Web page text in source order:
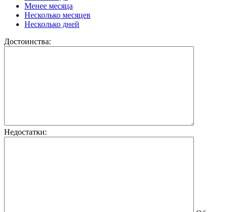
Менее месяца
Несколько месяцев
Несколько дней
Достоинства:
Недостатки: